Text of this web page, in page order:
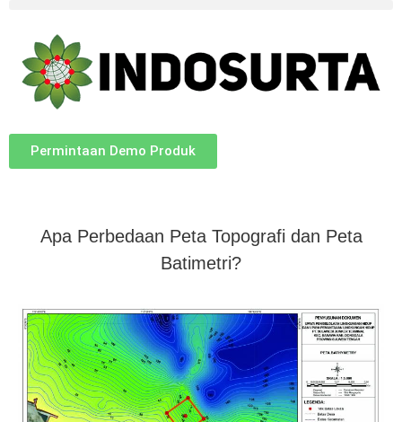
Permintaan Demo Produk
Apa Perbedaan Peta Topografi dan Peta
Batimetri?